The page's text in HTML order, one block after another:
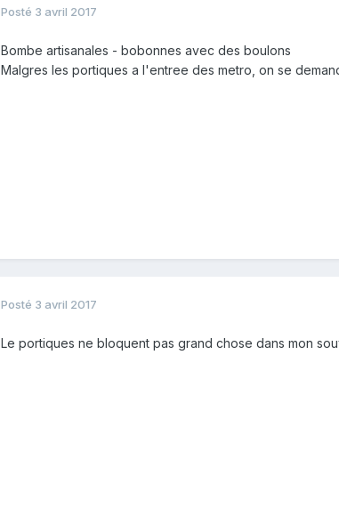
Posté 3 avril 2017
Bombe artisanales - bobonnes avec des boulons
Malgres les portiques a l'entree des metro, on se
Posté 3 avril 2017
Le portiques ne bloquent pas grand chose dans mon